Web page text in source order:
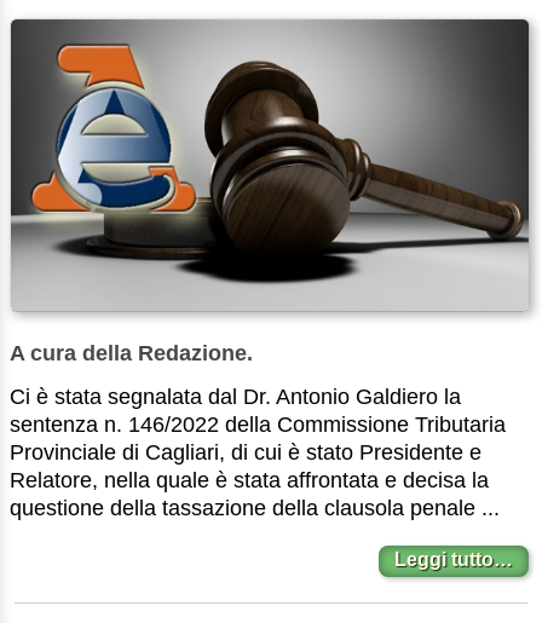
A cura della Redazione.
Ci è stata segnalata dal Dr. Antonio Galdiero la
sentenza n. 146/2022 della Commissione Tributaria
Provinciale di Cagliari, di cui è stato Presidente e
Relatore, nella quale è stata affrontata e decisa la
questione della tassazione della clausola penale ...
Leggi tutto…